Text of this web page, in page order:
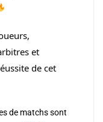
et
de cet
de matchs sont